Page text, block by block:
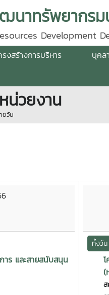
นาทรัพยากร
Development
รงสร้างการบริหาร บุคล
น่วยงาน
ยวัน
าร และสายสนับสนุน
ทั้งวัน
(